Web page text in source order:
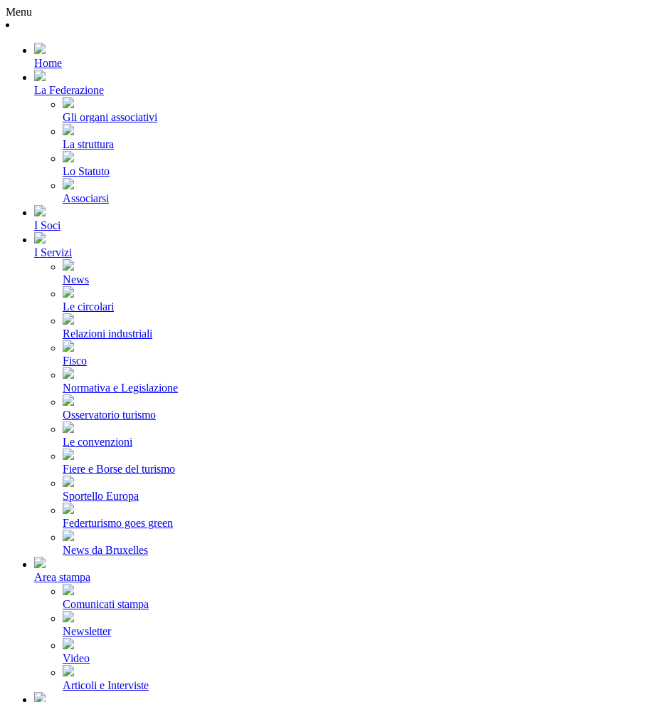
Menu
Home
La Federazione
Gli organi associativi
La struttura
Lo Statuto
Associarsi
I Soci
I Servizi
News
Le circolari
Relazioni industriali
Fisco
Normativa e Legislazione
Osservatorio turismo
Le convenzioni
Fiere e Borse del turismo
Sportello Europa
Federturismo goes green
News da Bruxelles
Area stampa
Comunicati stampa
Newsletter
Video
Articoli e Interviste